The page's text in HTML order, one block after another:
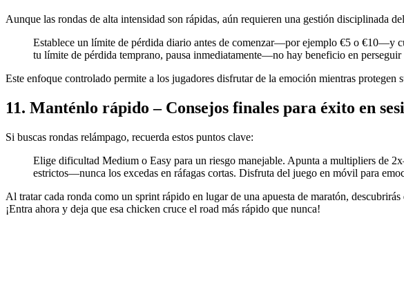
Aunque las rondas de alta intensidad son rápidas, aún requieren una gestión disciplinada
Establece un límite de pérdida diario antes de comenzar—por ejemplo €5 o €10—y
tu límite de pérdida temprano, pausa inmediatamente—no hay beneficio en perseguir
Este enfoque controlado permite a los jugadores disfrutar de la emoción mientras protegen
11. Manténlo rápido – Consejos finales para éxito en
Si buscas rondas relámpago, recuerda estos puntos clave:
Elige dificultad Medium o Easy para un riesgo manejable. Apunta a multipliers de
estrictos—nunca los excedas en ráfagas cortas. Disfruta del juego en móvil para
Al tratar cada ronda como un sprint rápido en lugar de una apuesta de maratón,
¡Entra ahora y deja que esa chicken cruce el road más rápido que nunca!